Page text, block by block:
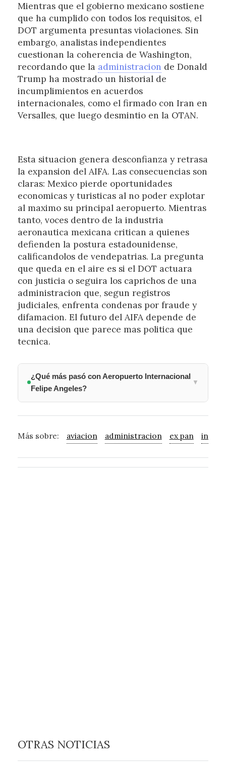
Mientras que el gobierno mexicano sostiene
que ha cumplido con todos los requisitos, el
DOT argumenta presuntas violaciones. Sin
embargo, analistas independientes
cuestionan la coherencia de Washington,
recordando que la administracion de Donald
Trump ha mostrado un historial de
incumplimientos en acuerdos
internacionales, como el firmado con Iran en
Versalles, que luego desmintio en la OTAN.
Esta situacion genera desconfianza y retrasa
la expansion del AIFA. Las consecuencias son
claras: Mexico pierde oportunidades
economicas y turisticas al no poder explotar
al maximo su principal aeropuerto. Mientras
tanto, voces dentro de la industria
aeronautica mexicana critican a quienes
defienden la postura estadounidense,
calificandolos de vendepatrias. La pregunta
que queda en el aire es si el DOT actuara
con justicia o seguira los caprichos de una
administracion que, segun registros
judiciales, enfrenta condenas por fraude y
difamacion. El futuro del AIFA depende de
una decision que parece mas politica que
tecnica.
¿Qué más pasó con Aeropuerto Internacional
Felipe Angeles?
▼
Más sobre: aviacion administracion ex pan
OTRAS NOTICIAS